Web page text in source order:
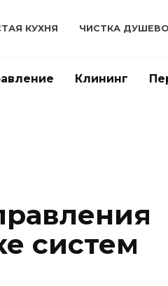
КУХНЯ ЧИСТКА
Клининг
систем